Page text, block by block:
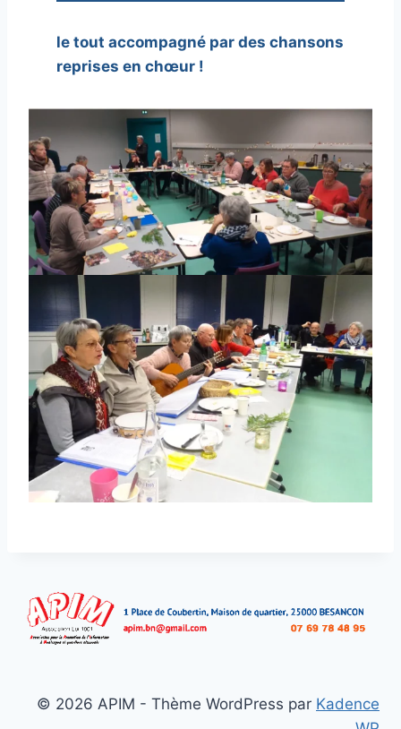
le tout accompagné par des chansons
reprises en chœur !
© 2026 APIM - Thème WordPress par Kadence